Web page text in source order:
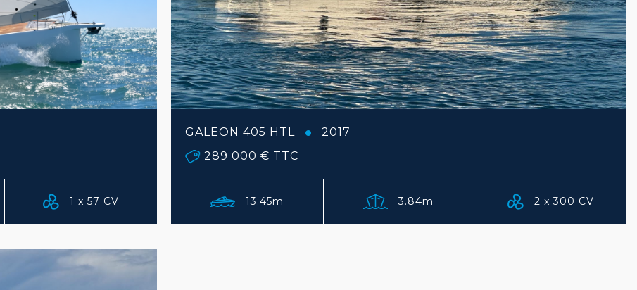
1 x 57 CV
GALEON 405 HTL
2017
289 000 € TTC
13.45m 3.84m 2 x 300 CV